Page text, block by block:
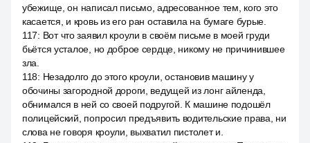
убежище, он написал письмо, адресованное тем, кого это
касается, и кровь из его ран оставила на бумаге бурые.
117: Вот что заявил кроули в своём письме в моей груди
бьётся усталое, но доброе сердце, никому не причинившее
зла.
118: Незадолго до этого кроули, остановив машину у
обочины загородной дороги, ведущей из лонг айленда,
обнимался в ней со своей подругой. К машине подошёл
полицейский, попросил предъявить водительские права, ни
слова не говоря кроули, выхватил пистолет и.